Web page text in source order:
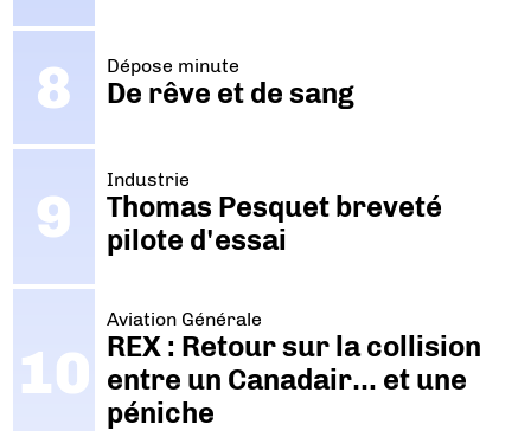
Dépose minute
De rêve et de sang
Industrie
Thomas Pesquet breveté
pilote d'essai
Aviation Générale
REX : Retour sur la collision
entre un Canadair… et une
péniche